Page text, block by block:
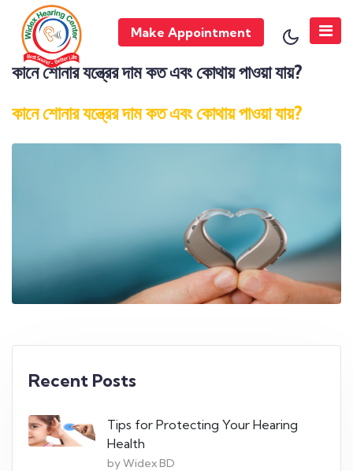
Make Appointment
কানে শোনার যন্ত্রের দাম কত এবং কোথায় পাওয়া যায়?
কানে শোনার যন্ত্রের দাম কত এবং কোথায় পাওয়া যায়?
Recent Posts
Tips for Protecting Your Hearing
Health
by Widex BD